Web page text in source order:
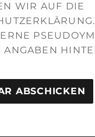
WIR AUF DIE
ANGABEN